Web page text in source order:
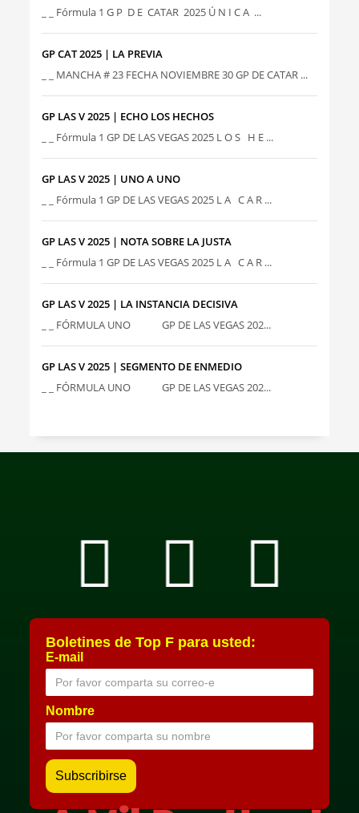
_ _ Fórmula 1 G P D E CATAR 2025 Ú N I C A ...
GP CAT 2025 | LA PREVIA
_ _ MANCHA # 23 FECHA NOVIEMBRE 30 GP DE CATAR ...
GP LAS V 2025 | ECHO LOS HECHOS
_ _ Fórmula 1 GP DE LAS VEGAS 2025 L O S H E ...
GP LAS V 2025 | UNO A UNO
_ _ Fórmula 1 GP DE LAS VEGAS 2025 L A C A R ...
GP LAS V 2025 | NOTA SOBRE LA JUSTA
_ _ Fórmula 1 GP DE LAS VEGAS 2025 L A C A R ...
GP LAS V 2025 | LA INSTANCIA DECISIVA
_ _ FÓRMULA UNO GP DE LAS VEGAS 202...
GP LAS V 2025 | SEGMENTO DE ENMEDIO
_ _ FÓRMULA UNO GP DE LAS VEGAS 202...
Boletines de Top F para usted:
E-mail
Nombre